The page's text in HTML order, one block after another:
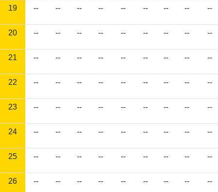
19 -- -- -- -- -- -- -- -- --
20 -- -- -- -- -- -- -- -- --
21 -- -- -- -- -- -- -- -- --
22 -- -- -- -- -- -- -- -- --
23 -- -- -- -- -- -- -- -- --
24 -- -- -- -- -- -- -- -- --
25 -- -- -- -- -- -- -- -- --
26 -- -- -- -- -- -- -- -- --